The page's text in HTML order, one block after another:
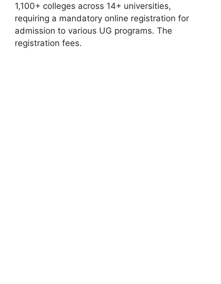
1,100+ colleges across 14+ universities,
requiring a mandatory online registration for
admission to various UG programs. The
registration fees.